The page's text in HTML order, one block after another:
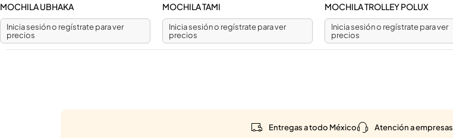
MOCHILA UBHAKA
Inicia sesión o regístrate para ver
precios
MOCHILA TAMI
Inicia sesión o regístrate para ver
precios
MOCHILA TROLLEY POLUX
Inicia sesión o regístrate para ver
precios
Entregas a todo México Atención a empresas